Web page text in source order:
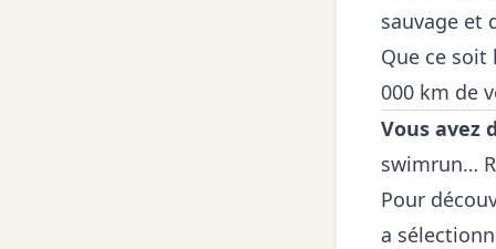
sauvage et
Que ce soit
000 km de
Vous avez
swimrun…
Pour
a